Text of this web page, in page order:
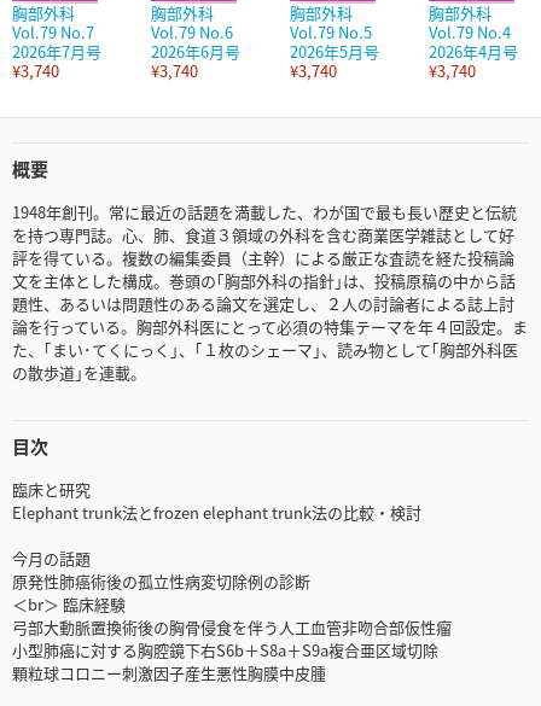
胸部外科
Vol.79 No.7
2026年7月号
¥3,740
胸部外科
Vol.79 No.6
2026年6月号
¥3,740
胸部外科
Vol.79 No.5
2026年5月号
¥3,740
胸部外科
Vol.79 No.4
2026年4月号
¥3,740
概要
1948年創刊。常に最近の話題を満載した、わが国で最も長い歴史と伝統
を持つ専門誌。心、肺、食道３領域の外科を含む商業医学雑誌として好
評を得ている。複数の編集委員（主幹）による厳正な査読を経た投稿論
文を主体とした構成。巻頭の｢胸部外科の指針｣は、投稿原稿の中から話
題性、あるいは問題性のある論文を選定し、２人の討論者による誌上討
論を行っている。胸部外科医にとって必須の特集テーマを年４回設定。ま
た、｢まい･てくにっく｣、｢１枚のシェーマ｣、読み物として｢胸部外科医
の散歩道｣を連載。
目次
臨床と研究
Elephant trunk法とfrozen elephant trunk法の比較・検討
今月の話題
原発性肺癌術後の孤立性病変切除例の診断
＜br＞ 臨床経験
弓部大動脈置換術後の胸骨侵食を伴う人工血管非吻合部仮性瘤
小型肺癌に対する胸腔鏡下右S6b＋S8a＋S9a複合亜区域切除
顆粒球コロニー刺激因子産生悪性胸膜中皮腫